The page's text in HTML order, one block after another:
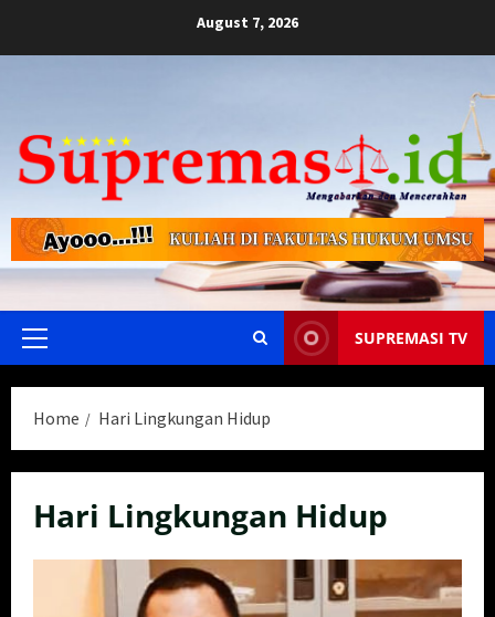
August 7, 2026
Primary
SUPREMASI TV
Home Hari Lingkungan Hidup
Hari Lingkungan Hidup